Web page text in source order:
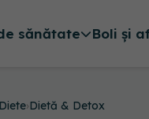
sănătate Boli și
›Dietă & Detox